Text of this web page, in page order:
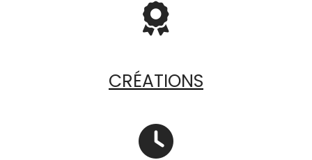

CRÉATIONS
